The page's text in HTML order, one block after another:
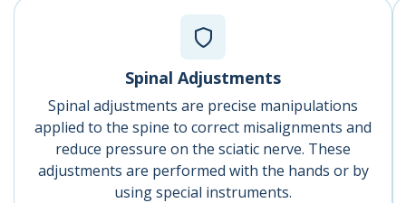
Spinal Adjustments
Spinal adjustments are precise manipulations
applied to the spine to correct misalignments and
reduce pressure on the sciatic nerve. These
adjustments are performed with the hands or by
using special instruments.